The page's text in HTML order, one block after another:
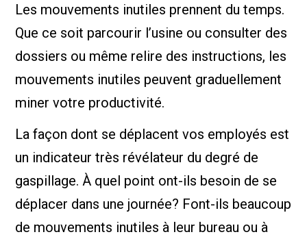
Les mouvements inutiles prennent du temps.
Que ce soit parcourir l’usine ou consulter des
dossiers ou même relire des instructions, les
mouvements inutiles peuvent graduellement
miner votre productivité.
La façon dont se déplacent vos employés est
un indicateur très révélateur du degré de
gaspillage. À quel point ont-ils besoin de se
déplacer dans une journée? Font-ils beaucoup
de mouvements inutiles à leur bureau ou à